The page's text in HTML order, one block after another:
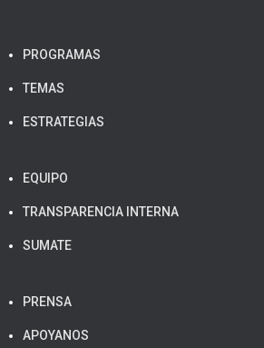
PROGRAMAS
TEMAS
ESTRATEGIAS
EQUIPO
TRANSPARENCIA INTERNA
SUMATE
PRENSA
APOYANOS